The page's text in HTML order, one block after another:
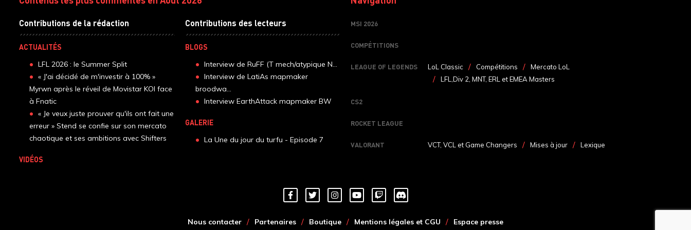
Contributions de la rédaction
ACTUALITÉS
LFL 2026 : le Summer Split
« J'ai décidé de m'investir à 100% »
Myrwn après le réveil de Movistar KOI face
à Fnatic
« Je veux juste prouver qu'ils ont fait une
erreur » Stend se confie sur son mercato
chaotique et ses ambitions avec Shifters
VIDÉOS
Contributions des lecteurs
BLOGS
Interview de RuFF (T mech/atypique N...
Interview de LatiAs mapmaker
broodwa...
Interview EarthAttack mapmaker BW
GALERIE
La Une du jour du turfu - Episode 7
MSI 2026
COMPÉTITIONS
LEAGUE OF LEGENDS LoL Classic Compétitions
Mercato LoL
LFL,Div 2, MNT, ERL et EMEA Masters
CS2
ROCKET LEAGUE
VALORANT VCT, VCL et Game Changers Mises à jour Lexique
Nous contacter Partenaires Boutique Mentions légales et CGU Espace presse